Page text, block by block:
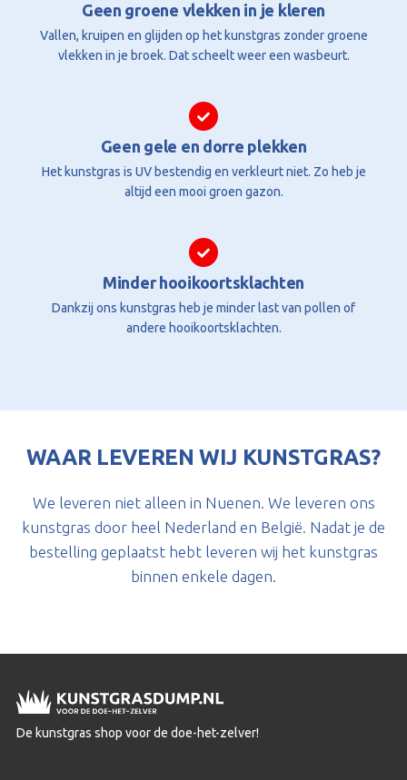
Geen groene vlekken in je kleren
Vallen, kruipen en glijden op het kunstgras zonder groene
vlekken in je broek. Dat scheelt weer een wasbeurt.
Geen gele en dorre plekken
Het kunstgras is UV bestendig en verkleurt niet. Zo heb je
altijd een mooi groen gazon.
Minder hooikoortsklachten
Dankzij ons kunstgras heb je minder last van pollen of
andere hooikoortsklachten.
WAAR LEVEREN WIJ KUNSTGRAS?
We leveren niet alleen in Nuenen. We leveren ons
kunstgras door heel Nederland en België. Nadat je de
bestelling geplaatst hebt leveren wij het kunstgras
binnen enkele dagen.
De kunstgras shop voor de doe-het-zelver!